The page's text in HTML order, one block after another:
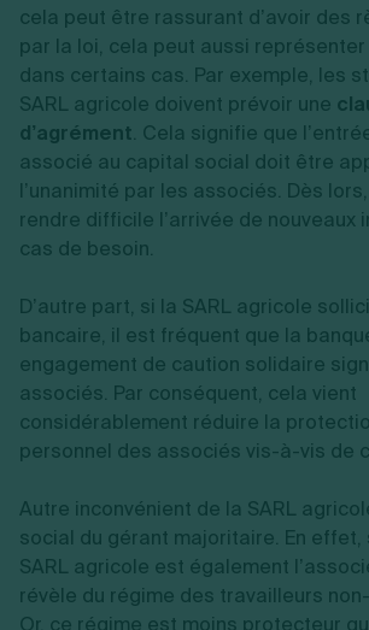
cela peut être rassurant d’avoir des
par la loi, cela peut aussi
dans certains cas. Par exemple, les
SARL agricole doivent prévoir une
d’agrément. Cela signifie que
associé au capital social doit être
l’unanimité par les associés. Dès
rendre difficile l’arrivée de nouveaux
cas de besoin.
D’autre part, si la SARL agricole
bancaire, il est fréquent que la
engagement de caution solidaire
associés. Par conséquent, cela vient
considérablement réduire la
personnel des associés vis-à-vis de
Autre inconvénient de la SARL
social du gérant majoritaire. En effet,
SARL agricole est également
révèle du régime des travailleurs
Or, ce régime est moins protecteur